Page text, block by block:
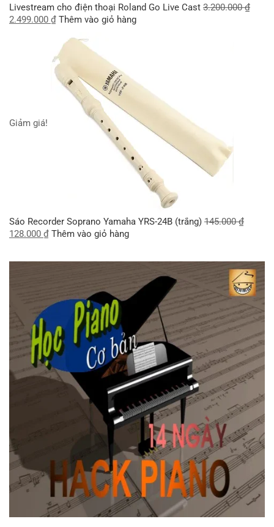
Livestream cho điện thoại Roland Go Live Cast 3.200.000₫
2.499.000 ₫ Thêm vào giỏ hàng
Giảm giá!
Sáo Recorder Soprano Yamaha YRS-24B (trắng) 145.000₫
128.000 ₫ Thêm vào giỏ hàng